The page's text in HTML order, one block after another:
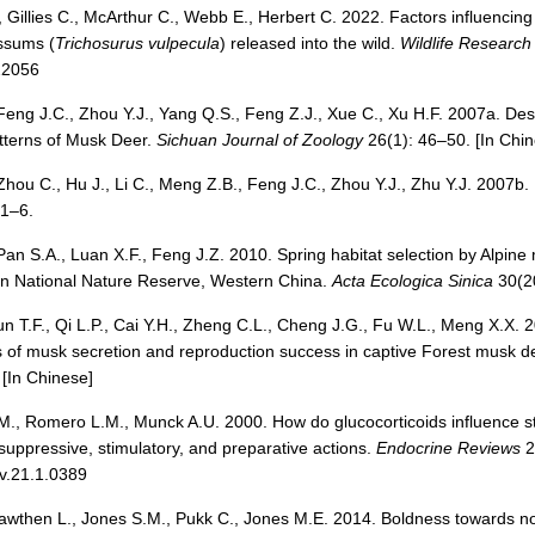
Gillies C., McArthur C., Webb E., Herbert C. 2022. Factors
(Trichosurus vulpecula) released into the wild. Wildlife Research
J.C., Zhou Y.J., Yang Q.S., Feng Z.J., Xue C., Xu H.F. 2007a.
of Musk Deer. Sichuan Journal of Zoology 26(1): 46–50. [In
C., Hu J., Li C., Meng Z.B., Feng J.C., Zhou Y.J., Zhu Y.J.
S.A., Luan X.F., Feng J.Z. 2010. Spring habitat selection by Alpine
National Nature Reserve, Western China. Acta Ecologica Sinica
T.F., Qi L.P., Cai Y.H., Zheng C.L., Cheng J.G., Fu W.L., Meng X.X.
of musk secretion and reproduction success in captive Forest musk
Chinese]
Romero L.M., Munck A.U. 2000. How do glucocorticoids influence
stimulatory, and preparative actions. Endocrine Reviews
L., Jones S.M., Pukk C., Jones M.E. 2014. Boldness towards